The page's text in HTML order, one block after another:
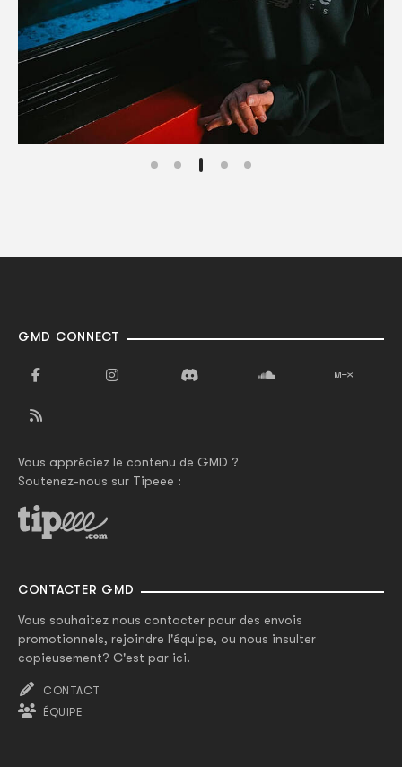
GMD CONNECT
Vous appréciez le contenu de GMD ?
Soutenez-nous sur Tipeee :
CONTACTER GMD
Vous souhaitez nous contacter pour des envois
promotionnels, rejoindre l'équipe, ou nous insulter
copieusement? C'est par ici.
CONTACT
ÉQUIPE